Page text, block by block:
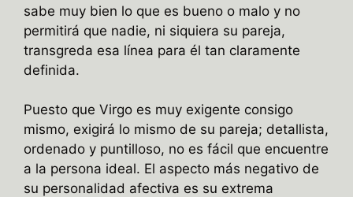
sabe muy bien lo que es bueno o malo y no
permitirá que nadie, ni siquiera su pareja,
transgreda esa línea para él tan claramente
definida.
Puesto que Virgo es muy exigente consigo
mismo, exigirá lo mismo de su pareja; detallista,
ordenado y puntilloso, no es fácil que encuentre
a la persona ideal. El aspecto más negativo de
su personalidad afectiva es su extrema